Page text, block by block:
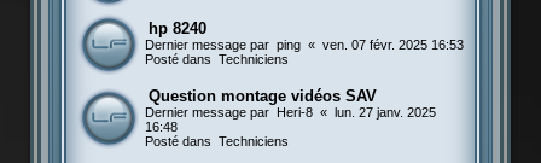
hp 8240
Dernier message par ping « ven. 07 févr. 2025 16:53
Posté dans Techniciens
Question montage vidéos SAV
Dernier message par Heri-8 « lun. 27 janv. 2025
16:48
Posté dans Techniciens